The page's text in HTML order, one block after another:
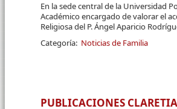
En la sede central de la Universidad
Académico encargado de valorar el
Religiosa del P. Ángel Aparicio
Categoría: Noticias de Familia
PUBLICACIONES